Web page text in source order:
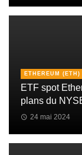
ETHEREUM (ETH)
ETF spot
plans du
24 mai 2024